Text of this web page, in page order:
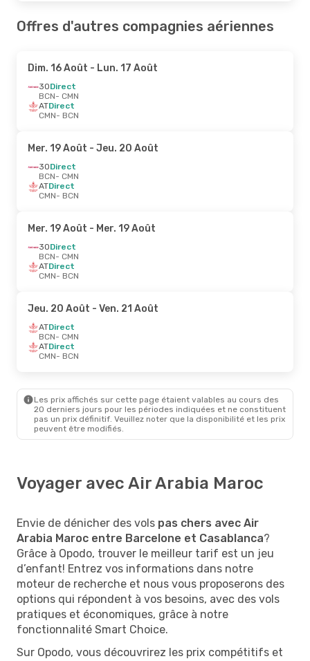
Offres d'autres compagnies aériennes
Dim. 16 Août - Lun. 17 Août
3ODirect
BCN- CMN
ATDirect
CMN- BCN
Mer. 19 Août - Jeu. 20 Août
3ODirect
BCN- CMN
ATDirect
CMN- BCN
Mer. 19 Août - Mer. 19 Août
3ODirect
BCN- CMN
ATDirect
CMN- BCN
Jeu. 20 Août - Ven. 21 Août
ATDirect
BCN- CMN
ATDirect
CMN- BCN
Les prix affichés sur cette page étaient valables au cours des
20 derniers jours pour les périodes indiquées et ne constituent
pas un prix définitif. Veuillez noter que la disponibilité et les prix
peuvent être modifiés.
Voyager avec Air Arabia Maroc
Envie de dénicher des vols pas chers avec Air
Arabia Maroc entre Barcelone et Casablanca?
Grâce à Opodo, trouver le meilleur tarif est un jeu
d’enfant! Entrez vos informations dans notre
moteur de recherche et nous vous proposerons des
options qui répondent à vos besoins, avec des vols
pratiques et économiques, grâce à notre
fonctionnalité Smart Choice.
Sur Opodo, vous découvrirez les prix compétitifs et